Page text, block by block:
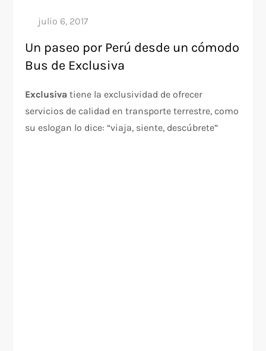
Un paseo por Perú desde un cómodo
Bus de Exclusiva
Exclusiva tiene la exclusividad de ofrecer
servicios de calidad en transporte terrestre, como
su eslogan lo dice: “viaja, siente, descúbrete”